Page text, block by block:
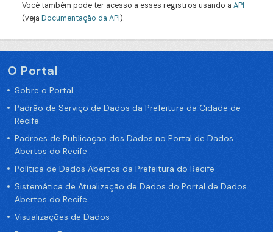
Você também pode ter acesso a esses registros usando a API
(veja Documentação da API).
O Portal
Sobre o Portal
Padrão de Serviço de Dados da Prefeitura da Cidade de
Recife
Padrões de Publicação dos Dados no Portal de Dados
Abertos do Recife
Política de Dados Abertos da Prefeitura do Recife
Sistemática de Atualização de Dados do Portal de Dados
Abertos do Recife
Visualizações de Dados